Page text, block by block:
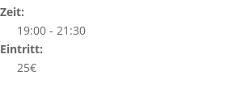
Zeit:
19:00 - 21:30
Eintritt:
25€